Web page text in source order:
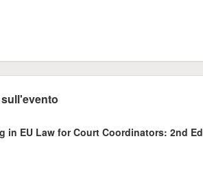
in EU Law for Court Coordinators: 2nd